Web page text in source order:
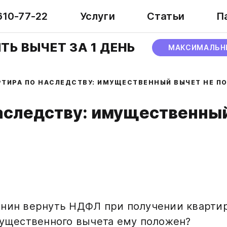
77-22 Услуги Статьи
ВЫЧЕТ ЗА 1 ДЕНЬ
ПО НАСЛЕДСТВУ: ИМУЩЕСТВЕННЫЙ ВЫЧЕТ НЕ
вернуть НДФЛ при получении
вычета ему положен?